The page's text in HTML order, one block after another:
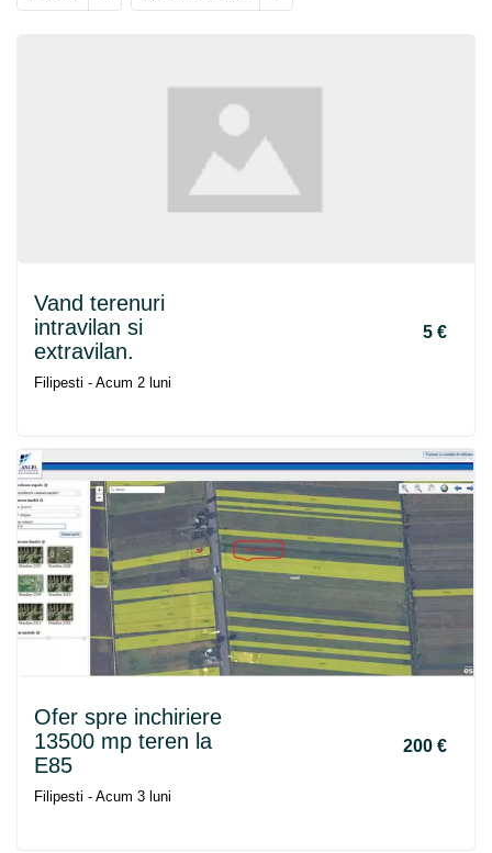
Vand terenuri
intravilan si
extravilan.
5 €
Filipesti - Acum 2 luni
Ofer spre inchiriere
13500 mp teren la
E85
200 €
Filipesti - Acum 3 luni